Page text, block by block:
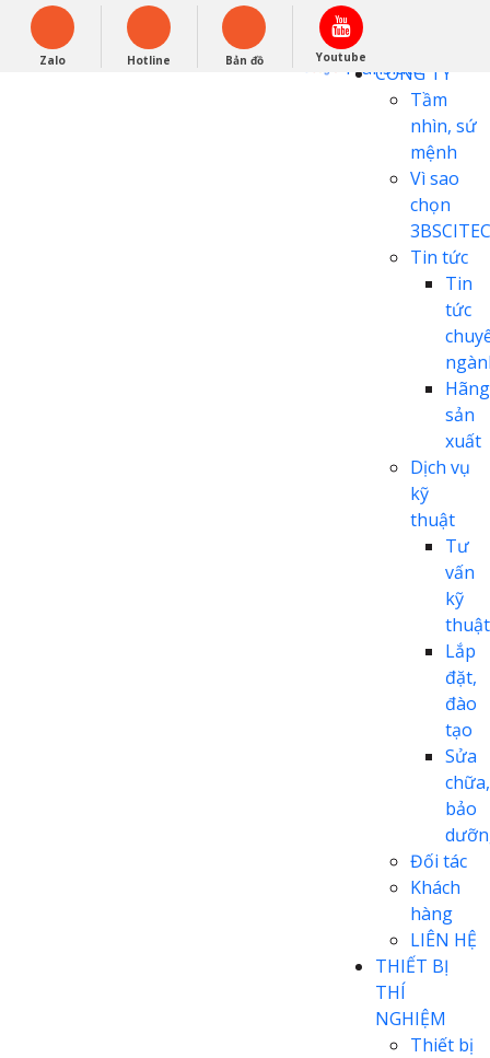
Powered by
Translate
English
0948279988
CÔNG TY
Tầm
nhìn, sứ
mệnh
Vì sao
chọn
Tin tức
Tin
tức
Hãng
sản
xuất
Dịch vụ
kỹ
thuật
Tư
vấn
kỹ
thuật
Lắp
đặt,
đào
tạo
Sửa
chữa,
bảo
Đối tác
Khách
hàng
LIÊN HỆ
THIẾT BỊ
THÍ
NGHIỆM
Thiết bị
Zalo Hotline Bản đồ Youtube